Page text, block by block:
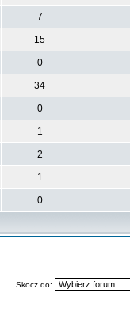
7
15
0
34
0
1
2
1
0
Skocz do: